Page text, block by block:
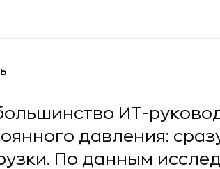
ИТ-
давления:
По данным